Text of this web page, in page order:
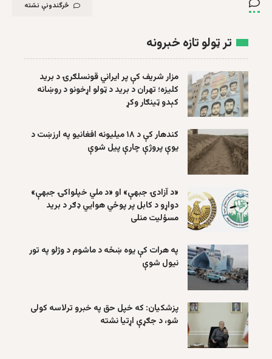
څرگندونې نشته
تر ټولو تازه خبرونه
مزار شریف کې پر ایراني قونسلګرۍ د برید
کلیزه؛ تهران د برید د ټولو اړخونو د روښانه
کېدو ټینګار وکړ
کندهار کې د ۱۸ میلیونه افغانیو په ارزښت د
یوې پروژې چارې پیل شوې
«د آزادۍ جبهې» او «د ملي خپلواکۍ جبهې»
دواړو د کابل پر پوځي هوايي ډګر د برید
مسؤلیت منلی
په هرات کې یوه ښځه د ماشوم د وژلو په تور
نیول شوې
پزشکیان: که خپل حق په خبرو ترلاسه کولی
شو، د جګړې اړتیا نشته